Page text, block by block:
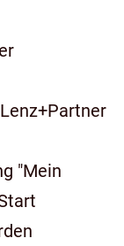
"Mein